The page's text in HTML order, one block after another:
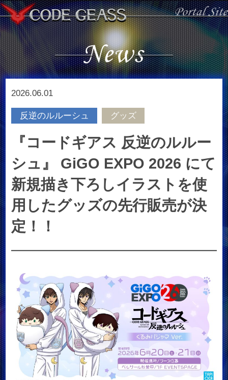
2026.06.01
反逆のルルーシュ グッズ
『コードギアス 反逆のルルー
シュ』 GiGO EXPO 2026 にて
新規描き下ろしイラストを使
用したグッズの先行販売が決
定！！